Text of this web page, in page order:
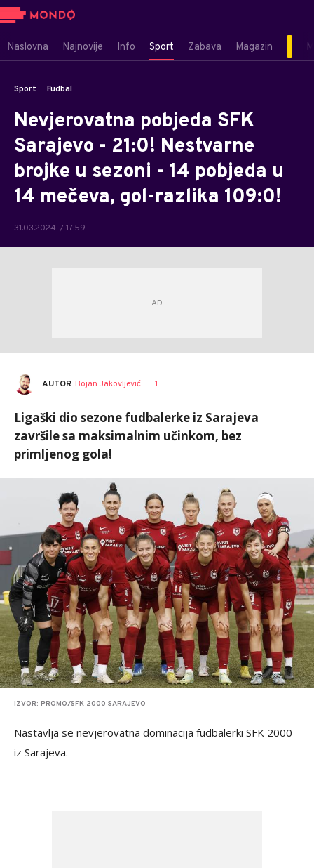
Naslovna Najnovije Info Sport Zabava Magazin
Sport Fudbal
Nevjerovatna pobjeda SFK
Sarajevo - 21:0! Nestvarne
brojke u sezoni - 14 pobjeda u
14 mečeva, gol-razlika 109:0!
31.03.2024. / 17:59
AUTOR Bojan Jakovljević 1
Ligaški dio sezone fudbalerke iz Sarajeva
završile sa maksimalnim učinkom, bez
primljenog gola!
IZVOR: PROMO/SFK 2000 SARAJEVO
Nastavlja se nevjerovatna dominacija fudbalerki SFK 2000
iz Sarajeva.